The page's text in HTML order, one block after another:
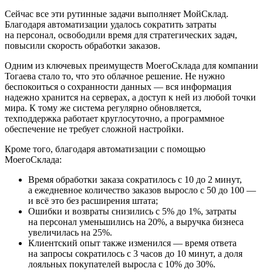
Сейчас все эти рутинные задачи выполняет МойСклад.
Благодаря автоматизации удалось сократить затраты
на персонал, освободили время для стратегических задач,
повысили скорость обработки заказов.
Одним из ключевых преимуществ МоегоСклада для компании
Тогаева стало то, что это облачное решение. Не нужно
беспокоиться о сохранности данных — вся информация
надежно хранится на серверах, а доступ к ней из любой точки
мира. К тому же система регулярно обновляется,
техподдержка работает круглосуточно, а программное
обеспечение не требует сложной настройки.
Кроме того, благодаря автоматизации с помощью
МоегоСклада:
Время обработки заказа сократилось с 10 до 2 минут,
а ежедневное количество заказов выросло с 50 до 100 —
и всё это без расширения штата;
Ошибки и возвраты снизились с 5% до 1%, затраты
на персонал уменьшились на 20%, а выручка бизнеса
увеличилась на 25%.
Клиентский опыт также изменился — время ответа
на запросы сократилось с 3 часов до 10 минут, а доля
лояльных покупателей выросла с 10% до 30%.